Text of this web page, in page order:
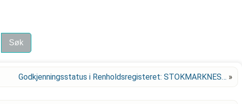
Godkjenningsstatus i Renholdsregisteret: STOKMARKNES… »